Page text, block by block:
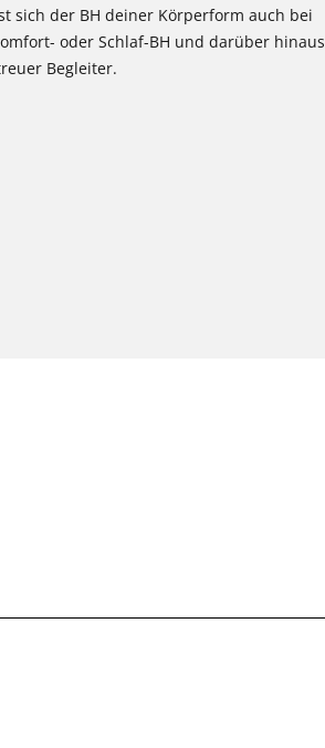
sich der BH deiner Körperform auch bei
oder Schlaf-BH und darüber hinaus
Begleiter.